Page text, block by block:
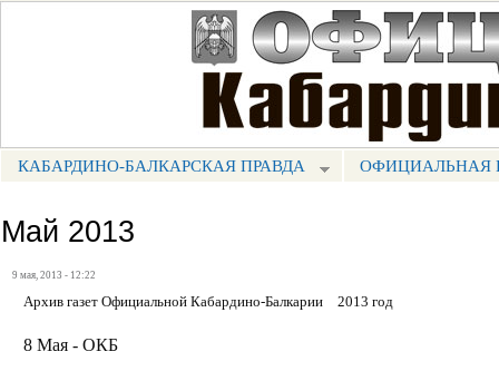
МЕНЮ КБП
КАБАРДИНО-БАЛКАРСКАЯ ПРАВДА ОФИЦИАЛЬНАЯ
Май 2013
9 мая, 2013 - 12:22
Архив газет Официальной Кабардино-Балкарии 2013 год
8 Мая - ОКБ